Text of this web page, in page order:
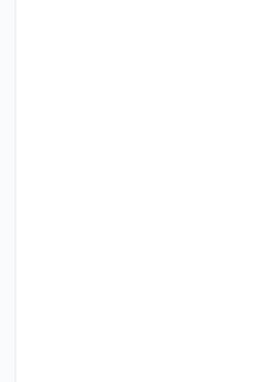
در خبرنامه ما عضو شوید